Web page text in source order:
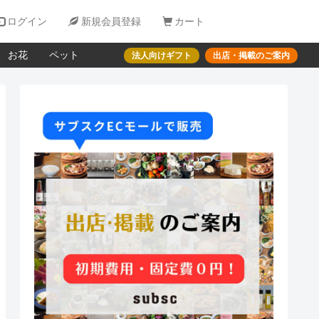
ログイン  新規会員登録  カート
お花 ペット 法人向けギフト 出店・掲載のご案内